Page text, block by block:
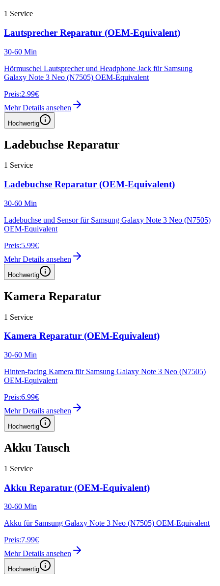
1 Service
Lautsprecher Reparatur (OEM-Equivalent)
30-60 Min
Hörmuschel Lautsprecher und Headphone Jack für Samsung
Galaxy Note 3 Neo (N7505) OEM-Equivalent
Preis:2.99€
Mehr Details ansehen
Hochwertig
Ladebuchse Reparatur
1 Service
Ladebuchse Reparatur (OEM-Equivalent)
30-60 Min
Ladebuchse und Sensor für Samsung Galaxy Note 3 Neo (N7505)
OEM-Equivalent
Preis:5.99€
Mehr Details ansehen
Hochwertig
Kamera Reparatur
1 Service
Kamera Reparatur (OEM-Equivalent)
30-60 Min
Hinten-facing Kamera für Samsung Galaxy Note 3 Neo (N7505)
OEM-Equivalent
Preis:6.99€
Mehr Details ansehen
Hochwertig
Akku Tausch
1 Service
Akku Reparatur (OEM-Equivalent)
30-60 Min
Akku für Samsung Galaxy Note 3 Neo (N7505) OEM-Equivalent
Preis:7.99€
Mehr Details ansehen
Hochwertig